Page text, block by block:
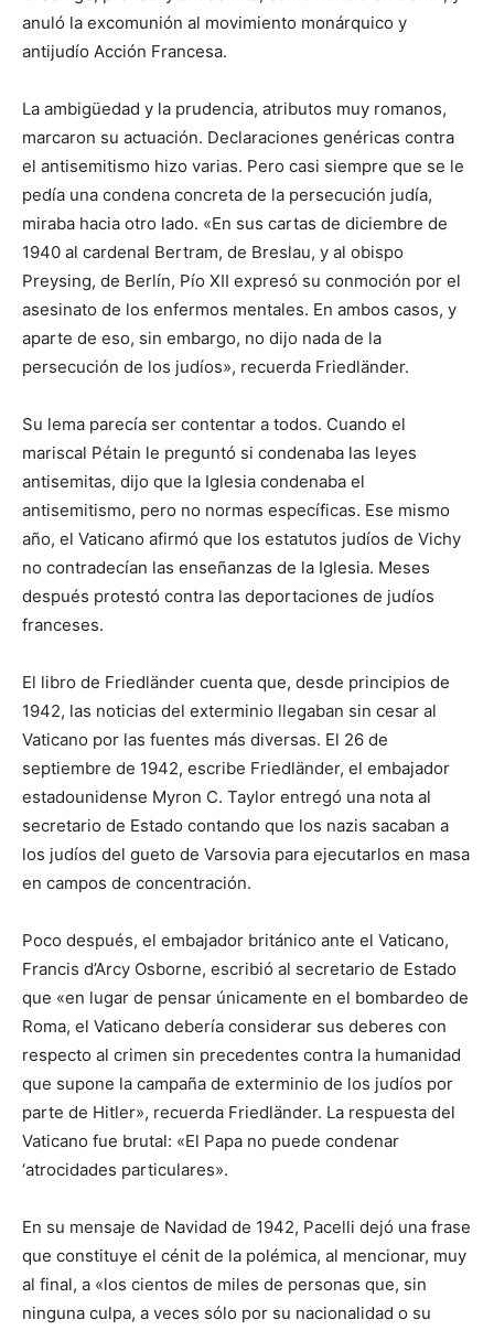
anuló la excomunión al movimiento monárquico y
antijudío Acción Francesa.
La ambigüedad y la prudencia, atributos muy romanos,
marcaron su actuación. Declaraciones genéricas contra
el antisemitismo hizo varias. Pero casi siempre que se le
pedía una condena concreta de la persecución judía,
miraba hacia otro lado. «En sus cartas de diciembre de
1940 al cardenal Bertram, de Breslau, y al obispo
Preysing, de Berlín, Pío XII expresó su conmoción por el
asesinato de los enfermos mentales. En ambos casos, y
aparte de eso, sin embargo, no dijo nada de la
persecución de los judíos», recuerda Friedländer.
Su lema parecía ser contentar a todos. Cuando el
mariscal Pétain le preguntó si condenaba las leyes
antisemitas, dijo que la Iglesia condenaba el
antisemitismo, pero no normas específicas. Ese mismo
año, el Vaticano afirmó que los estatutos judíos de Vichy
no contradecían las enseñanzas de la Iglesia. Meses
después protestó contra las deportaciones de judíos
franceses.
El libro de Friedländer cuenta que, desde principios de
1942, las noticias del exterminio llegaban sin cesar al
Vaticano por las fuentes más diversas. El 26 de
septiembre de 1942, escribe Friedländer, el embajador
estadounidense Myron C. Taylor entregó una nota al
secretario de Estado contando que los nazis sacaban a
los judíos del gueto de Varsovia para ejecutarlos en masa
en campos de concentración.
Poco después, el embajador británico ante el Vaticano,
Francis d’Arcy Osborne, escribió al secretario de Estado
que «en lugar de pensar únicamente en el bombardeo de
Roma, el Vaticano debería considerar sus deberes con
respecto al crimen sin precedentes contra la humanidad
que supone la campaña de exterminio de los judíos por
parte de Hitler», recuerda Friedländer. La respuesta del
Vaticano fue brutal: «El Papa no puede condenar
‘atrocidades particulares».
En su mensaje de Navidad de 1942, Pacelli dejó una frase
que constituye el cénit de la polémica, al mencionar, muy
al final, a «los cientos de miles de personas que, sin
ninguna culpa, a veces sólo por su nacionalidad o su